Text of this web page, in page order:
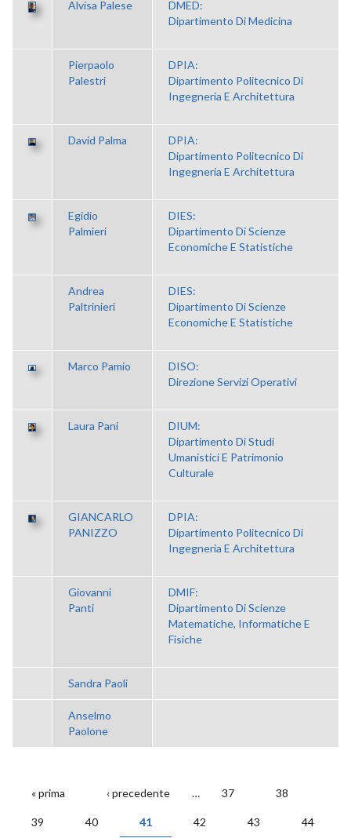
Alvisa Palese
DMED:
Dipartimento Di Medicina
Pierpaolo
Palestri
DPIA:
Dipartimento Politecnico Di
Ingegneria E Architettura
David Palma
DPIA:
Dipartimento Politecnico Di
Ingegneria E Architettura
Egidio
Palmieri
DIES:
Dipartimento Di Scienze
Economiche E Statistiche
Andrea
Paltrinieri
DIES:
Dipartimento Di Scienze
Economiche E Statistiche
Marco Pamio
DISO:
Direzione Servizi Operativi
Laura Pani
DIUM:
Dipartimento Di Studi
Umanistici E Patrimonio
Culturale
GIANCARLO
PANIZZO
DPIA:
Dipartimento Politecnico Di
Ingegneria E Architettura
Giovanni
Panti
DMIF:
Dipartimento Di Scienze
Matematiche, Informatiche E
Fisiche
Sandra Paoli
Anselmo
Paolone
PAGINE
« prima ‹ precedente … 37 38
39 40 41 42 43 44